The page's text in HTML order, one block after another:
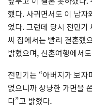
했다. 사귀면서도 이 남자
었다. 그런데 당시 전민기
씨 집에서는 빨리 결혼했
밝혔으며, 신혼여행에서
전민기는 “아버지가 보
없으니까 상냥한 가면을
다”고 밝혔다.